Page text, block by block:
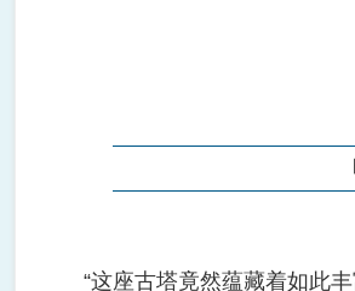
“这座古塔竟然蕴藏着如此丰